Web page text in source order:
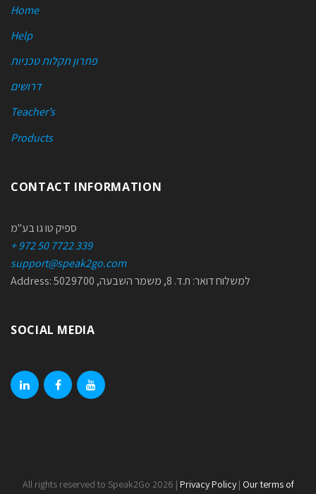
Home
Help
פתרון תקלות טכניות
דרושים
Teacher’s
Products
CONTACT INFORMATION
ספיק טו גו בע"מ
+ 972 50 7722 339
support@speak2go.com
Address: למשלוח דואר: ת.ד. 8, משמר השבעה, 5029700
SOCIAL MEDIA
All rights reserved to Speak2Go 2026 | Privacy Policy| Our terms of